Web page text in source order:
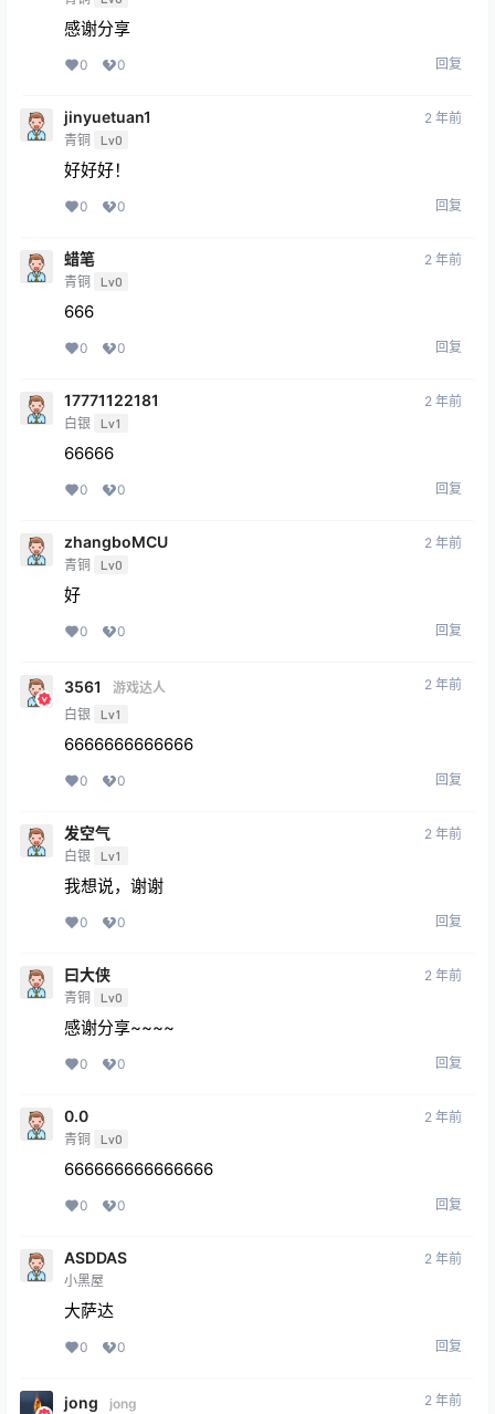
感谢分享
0 0 回复
jinyuetuan1
青铜 Lv0
2 年前
好好好！
0 0 回复
蜡笔
青铜 Lv0
2 年前
666
0 0 回复
17771122181
白银 Lv1
2 年前
66666
0 0 回复
zhangboMCU
青铜 Lv0
2 年前
好
0 0 回复
3561
游戏达人
白银
Lv1
2 年前
6666666666666
0 0 回复
发空气
白银 Lv1
2 年前
我想说，谢谢
0 0 回复
曰大侠
青铜 Lv0
2 年前
感谢分享~~~~
0 0 回复
0.0
青铜 Lv0
2 年前
666666666666666
0 0 回复
ASDDAS
小黑屋
2 年前
大萨达
0 0 回复
jong
jong
2 年前